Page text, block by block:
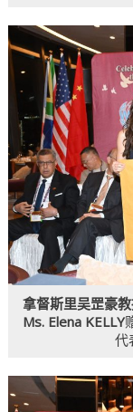
拿督斯里吴罡豪教
Ms. Elena KELLY
代